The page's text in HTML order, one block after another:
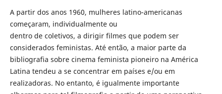
A partir dos anos 1960, mulheres latino-americanas
começaram, individualmente ou
dentro de coletivos, a dirigir filmes que podem ser
considerados feministas. Até então, a maior parte da
bibliografia sobre cinema feminista pioneiro na América
Latina tendeu a se concentrar em países e/ou em
realizadoras. No entanto, é igualmente importante